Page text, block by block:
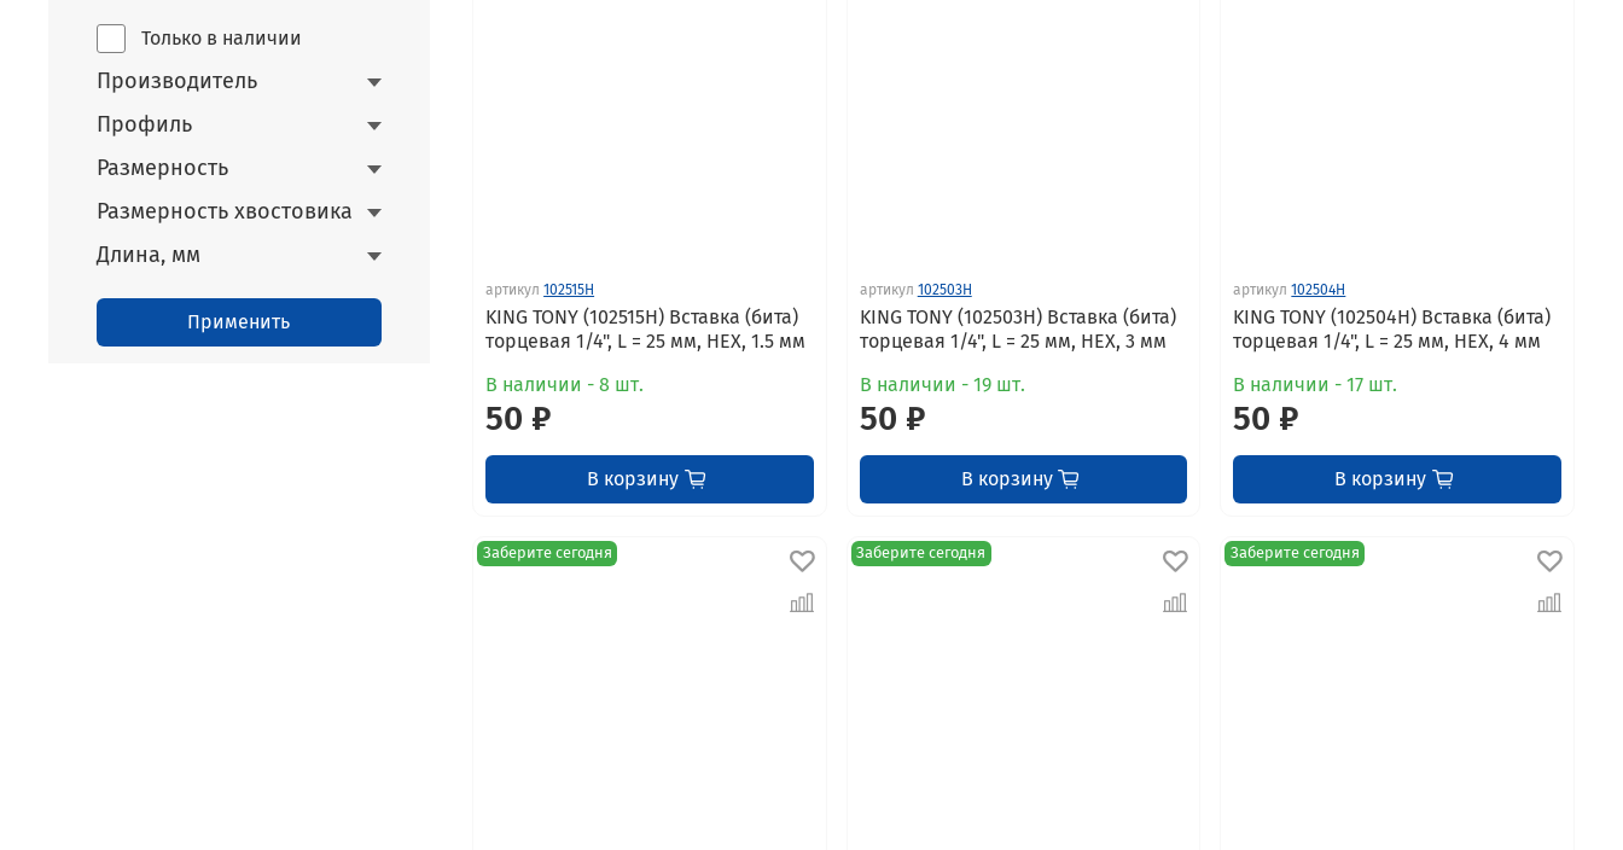
артикул 102515H
KING TONY (102515H) Вставка (бита)
торцевая 1/4", L = 25 мм, HEX, 1.5 мм
В наличии - 8 шт.
50 ₽
В корзину
артикул 102503H
KING TONY (102503H) Вставка (бита)
торцевая 1/4", L = 25 мм, HEX, 3 мм
В наличии - 19 шт.
50 ₽
В корзину
артикул 102504H
KING TONY (102504H) Вставка (бита)
торцевая 1/4", L = 25 мм, HEX, 4 мм
В наличии - 17 шт.
50 ₽
В корзину
Заберите сегодня Заберите сегодня Заберите сегодня
Только в наличии
Производитель
Профиль
Размерность
Размерность хвостовика
Длина, мм
Применить